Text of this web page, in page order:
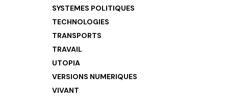
SYSTEMES POLITIQUES
TECHNOLOGIES
TRANSPORTS
TRAVAIL
UTOPIA
VERSIONS NUMERIQUES
VIVANT